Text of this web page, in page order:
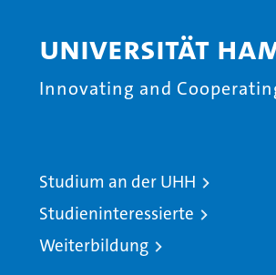
Universität
Innovating and
Studium an der UHH
Studieninteressierte
Weiterbildung